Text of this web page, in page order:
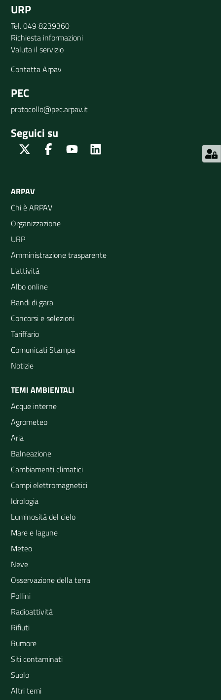
URP
Tel. 049 8239360
Richiesta informazioni
Valuta il servizio
Contatta Arpav
PEC
protocollo@pec.arpav.it
Seguici su
Twitter FacebookYoutube
ARPAV
Chi è ARPAV
Organizzazione
URP
Amministrazione trasparente
L'attività
Albo online
Bandi di gara
Concorsi e selezioni
Tariffario
Comunicati Stampa
Notizie
TEMI AMBIENTALI
Acque interne
Agrometeo
Aria
Balneazione
Cambiamenti climatici
Campi elettromagnetici
Idrologia
Luminosità del cielo
Mare e lagune
Meteo
Neve
Osservazione della terra
Pollini
Radioattività
Rifiuti
Rumore
Siti contaminati
Suolo
Altri temi